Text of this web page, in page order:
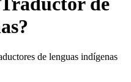
de lenguas indígenas